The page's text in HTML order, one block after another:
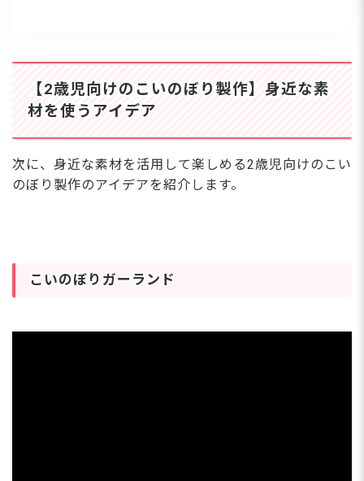
【2歳児向けのこいのぼり製作】身近な素
材を使うアイデア
次に、身近な素材を活用して楽しめる2歳児向けのこい
のぼり製作のアイデアを紹介します。
こいのぼりガーランド